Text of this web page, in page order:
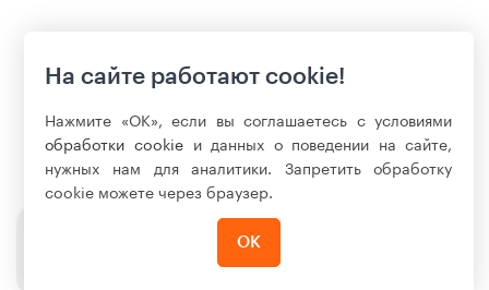
На сайте работают cookie!
Нажмите «ОК», если вы соглашаетесь с условиями
обработки cookie и данных о поведении на сайте,
нужных нам для аналитики. Запретить обработку
cookie можете через браузер.
ОК